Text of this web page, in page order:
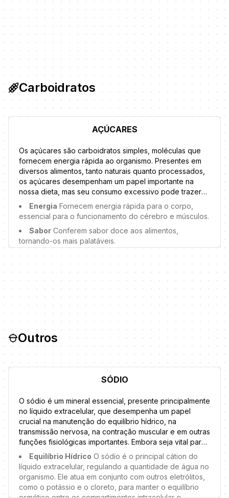
Transporte de nutrientes
carregam oxigênio,
Sistema imunológico
anticorpos (imunoglobulinas)
Carboidratos
AÇÚCARES
Os açúcares são carboidratos simples, moléculas que
fornecem energia rápida ao organismo. Presentes em
diversos alimentos, tanto naturais quanto processados,
os açúcares desempenham um papel importante na
nossa dieta, mas seu consumo excessivo pode trazer
riscos à saúde. Em suplementos, açúcares como
dextrose, maltodextrina, frutose e sacarose são
frequentemente adicionados para melhorar sabor,
textura e fornecer energia rápida, especialmente em
produtos voltados para atletas e praticantes de
atento aos tipos e quantidades de açúcares presentes
nos suplementos para fazer escolhas conscientes e
evitar o consumo excessivo. Confira as principais
Energia Fornecem energia rápida para o corpo,
essencial para o funcionamento do cérebro e músculos.
Sabor Conferem sabor doce aos alimentos,
tornando-os mais palatáveis.
Reserva de energia
O excesso de açúcar é
armazenado como glicogênio no fígado e músculos,
sendo utilizado em momentos de necessidade.
Outros
SÓDIO
O sódio é um mineral essencial, presente principalmente
no líquido extracelular, que desempenha um papel
crucial na manutenção do equilíbrio hídrico, na
transmissão nervosa, na contração muscular e em outras
funções fisiológicas importantes. Embora seja vital para
a saúde, o consumo excessivo de sódio está associado
a diversos problemas de saúde, como hipertensão
arterial e doenças cardiovasculares. A seguir, conheça
mais sobre o sódio e suas principais funções:
Equilíbrio Hídrico O sódio é o principal cátion do
líquido extracelular, regulando a quantidade de água no
organismo. Ele atua em conjunto com outros eletrólitos,
como o potássio e o cloreto, para manter o equilíbrio